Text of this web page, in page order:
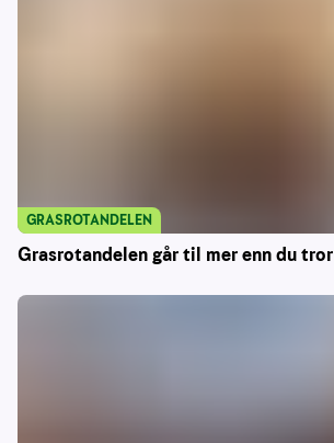
Grasrotandelen går til mer enn du tror
GRASROTANDELEN